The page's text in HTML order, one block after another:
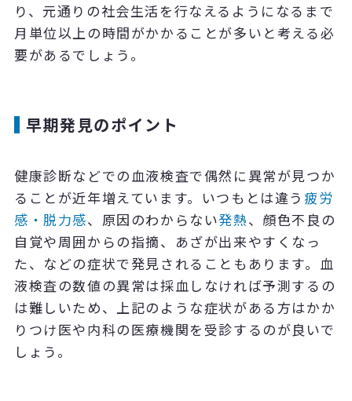
り、元通りの社会生活を行なえるようになるまで
月単位以上の時間がかかることが多いと考える必
要があるでしょう。
早期発見のポイント
健康診断などでの血液検査で偶然に異常が見つか
ることが近年増えています。いつもとは違う 疲労
感・脱力感、原因のわからない発熱、顔色不良の
自覚や周囲からの指摘、あざが出来やすくなっ
た、などの症状で発見されることもあります。血
液検査の数値の異常は採血しなければ予測するの
は難しいため、上記のような症状がある方はかか
りつけ医や内科の医療機関を受診するのが良いで
しょう。